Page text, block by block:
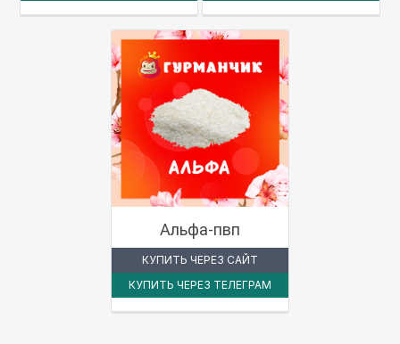
Альфа-пвп
КУПИТЬ ЧЕРЕЗ САЙТ
КУПИТЬ ЧЕРЕЗ ТЕЛЕГРАМ